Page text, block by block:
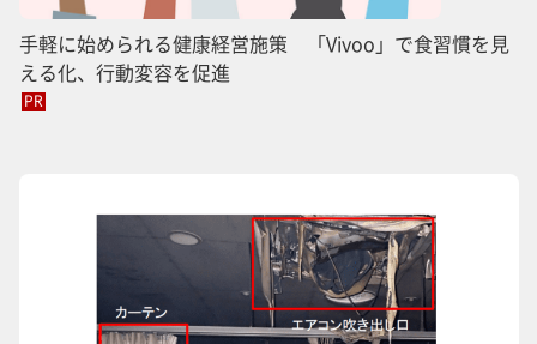
手軽に始められる健康経営施策 「Vivoo」で食習慣を見
える化、行動変容を促進
PR